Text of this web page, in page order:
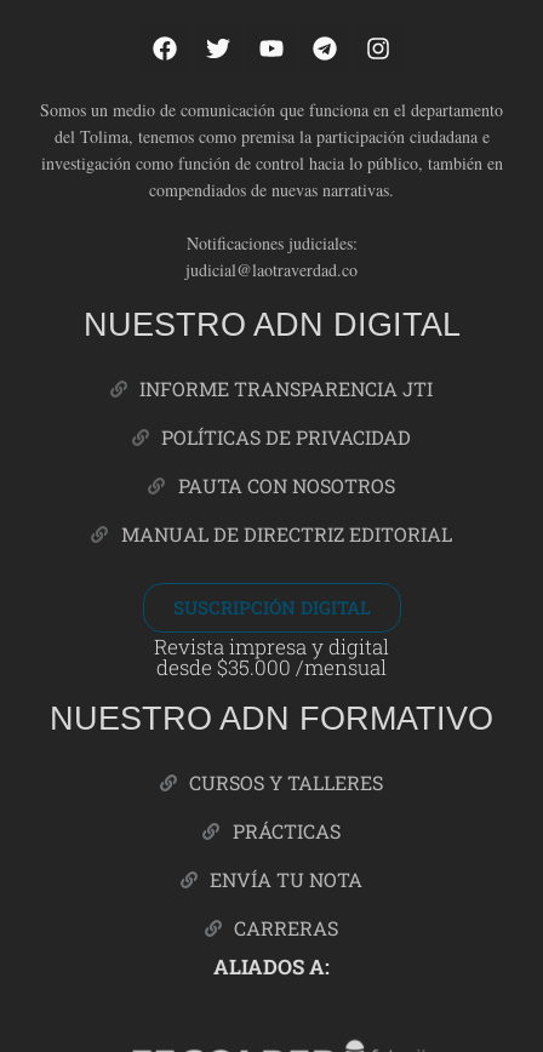
Somos un medio de comunicación que funciona en el departamento
del Tolima, tenemos como premisa la participación ciudadana e
investigación como función de control hacia lo público, también en
compendiados de nuevas narrativas.
Notificaciones judiciales:
judicial@laotraverdad.co
NUESTRO ADN DIGITAL
INFORME TRANSPARENCIA JTI
POLÍTICAS DE PRIVACIDAD
PAUTA CON NOSOTROS
MANUAL DE DIRECTRIZ EDITORIAL
SUSCRIPCIÓN DIGITAL
Revista impresa y digital
desde $35.000 /mensual
NUESTRO ADN FORMATIVO
CURSOS Y TALLERES
PRÁCTICAS
ENVÍA TU NOTA
CARRERAS
ALIADOS A: